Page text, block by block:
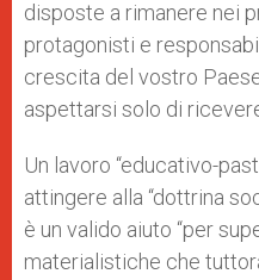
disposte a rimanere nei
protagonisti e
crescita del vostro
aspettarsi solo di
Un lavoro “educativo-
attingere alla “dottrina
è un valido aiuto “per
materialistiche che